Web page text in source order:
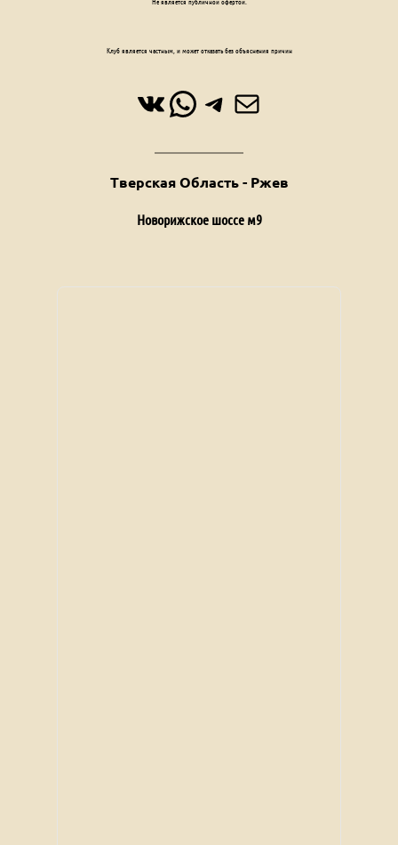
ВКонтакте
WhatsApp
Telegram
Почта
Тверская Область - Ржев
Новорижское шоссе м9